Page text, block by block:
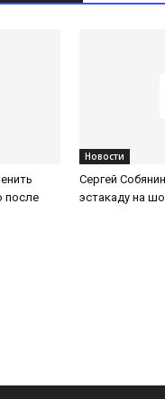
после
Новости
Сергей
эстакаду на